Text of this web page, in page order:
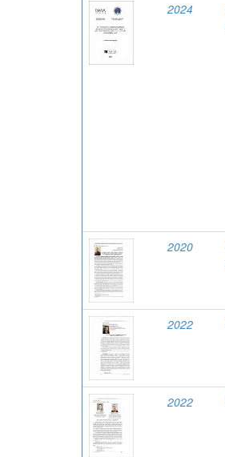
2024
2020
2022
2022